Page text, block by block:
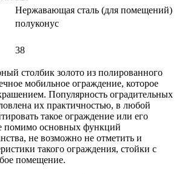
Нержавающая сталь (для помещений)
полуконус
38
столбик золото из полированного
мобильное ограждение, которое
Популярность оградительных
их практичностью, в любой
такое ограждение или его
помимо основных функций
не возможно не отметить и
такого ограждения, стойки с
помещение.